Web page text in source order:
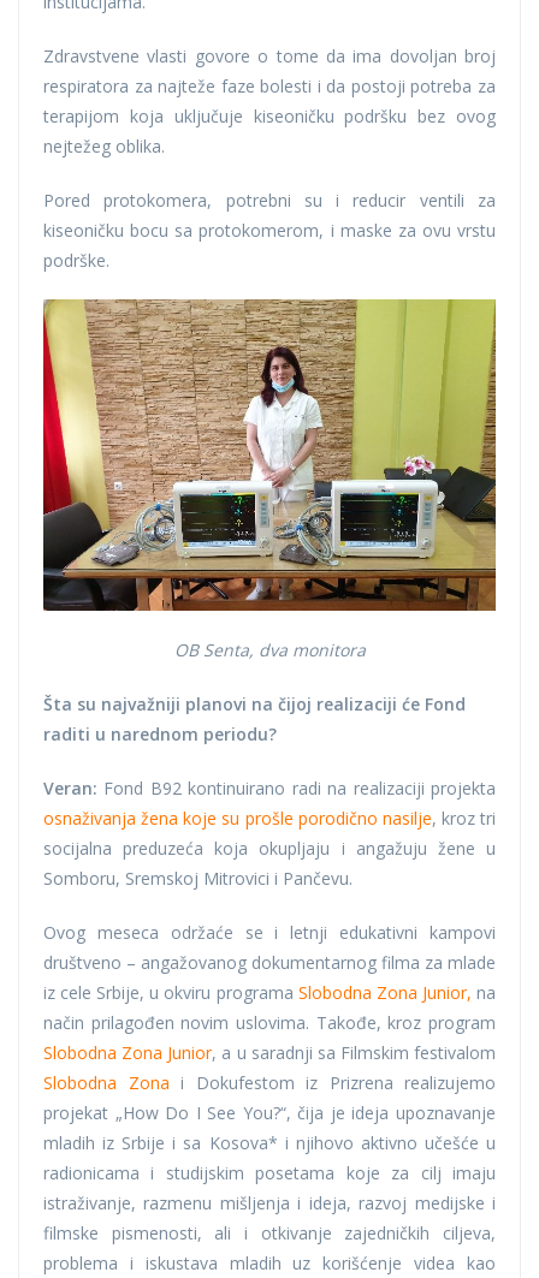
Zdravstvene vlasti govore o tome da ima dovoljan broj
respiratora za najteže faze bolesti i da postoji potreba za
terapijom koja uključuje kiseoničku podršku bez ovog
nejtežeg oblika.
Pored protokomera, potrebni su i reducir ventili za
kiseoničku bocu sa protokomerom, i maske za ovu vrstu
podrške.
OB Senta, dva monitora
Šta su najvažniji planovi na čijoj realizaciji će Fond
raditi u narednom periodu?
Veran: Fond B92 kontinuirano radi na realizaciji projekta
osnaživanja žena koje su prošle porodično nasilje, kroz tri
socijalna preduzeća koja okupljaju i angažuju žene u
Somboru, Sremskoj Mitrovici i Pančevu.
Ovog meseca održaće se i letnji edukativni kampovi
društveno – angažovanog dokumentarnog filma za mlade
iz cele Srbije, u okviru programa Slobodna Zona Junior, na
način prilagođen novim uslovima. Takođe, kroz program
Slobodna Zona Junior, a u saradnji sa Filmskim festivalom
Slobodna Zona i Dokufestom iz Prizrena realizujemo
projekat „How Do I See You?“, čija je ideja upoznavanje
mladih iz Srbije i sa Kosova* i njihovo aktivno učešće u
radionicama i studijskim posetama koje za cilj imaju
istraživanje, razmenu mišljenja i ideja, razvoj medijske i
filmske pismenosti, ali i otkivanje zajedničkih ciljeva,
problema i iskustava mladih uz korišćenje videa kao